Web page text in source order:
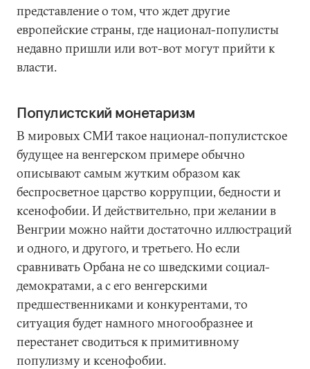
представление о том, что ждет другие
европейские страны, где национал-популисты
недавно пришли или вот-вот могут прийти к
власти.
Популистский монетаризм
В мировых СМИ такое национал-популистское
будущее на венгерском примере обычно
описывают самым жутким образом как
беспросветное царство коррупции, бедности и
ксенофобии. И действительно, при желании в
Венгрии можно найти достаточно иллюстраций
и одного, и другого, и третьего. Но если
сравнивать Орбана не со шведскими социал-
демократами, а с его венгерскими
предшественниками и конкурентами, то
ситуация будет намного многообразнее и
перестанет сводиться к примитивному
популизму и ксенофобии.